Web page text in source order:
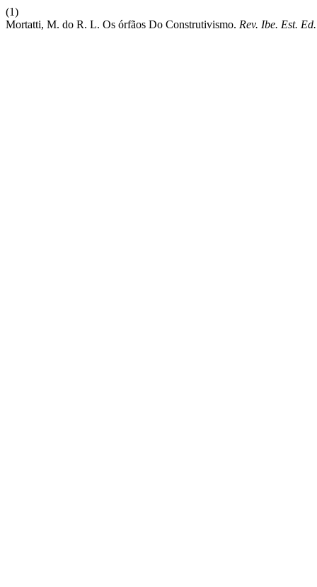
(1)
Mortatti, M. do R. L. Os órfãos Do Construtivismo. Rev. Ibe. Est. Ed.